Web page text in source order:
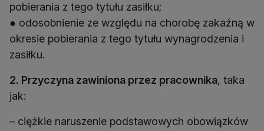
pobierania z tego tytułu zasiłku;
● odosobnienie ze względu na chorobę zakaźną w
okresie pobierania z tego tytułu wynagrodzenia i
zasiłku.
2. Przyczyna zawiniona przez pracownika, taka
jak:
– ciężkie naruszenie podstawowych obowiązków